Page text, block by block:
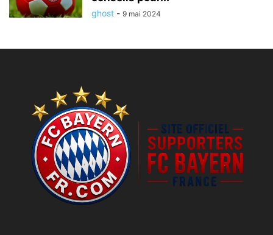
ghost - 9 mai 2024